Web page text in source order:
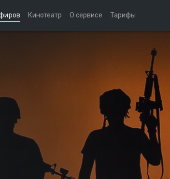
Кинотеатр О сервисе Тарифы